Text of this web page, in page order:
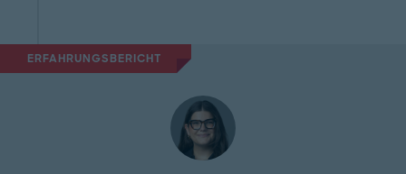
ERFAHRUNGSBERICHT